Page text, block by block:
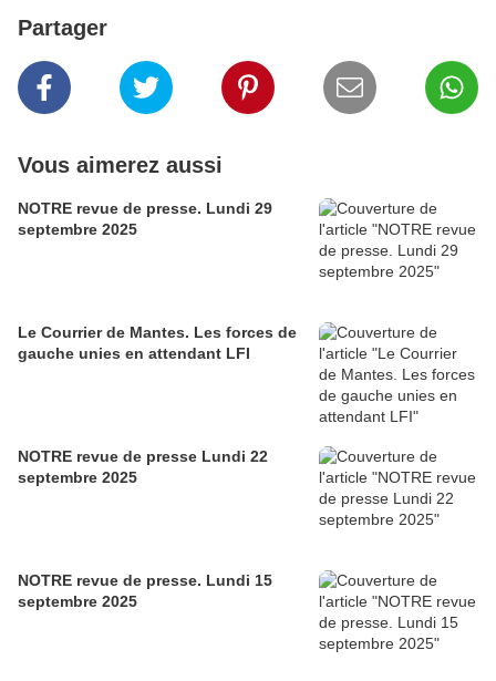
Partager
Vous aimerez aussi
NOTRE revue de presse. Lundi 29
septembre 2025
Le Courrier de Mantes. Les forces de
gauche unies en attendant LFI
NOTRE revue de presse Lundi 22
septembre 2025
NOTRE revue de presse. Lundi 15
septembre 2025